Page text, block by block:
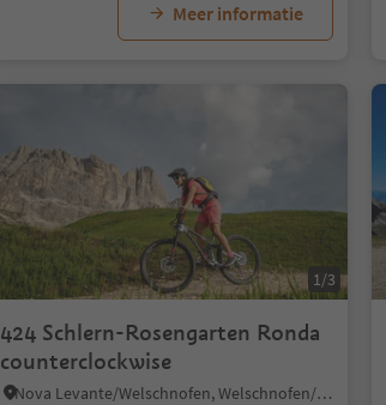
Meer informatie
1/3
424 Schlern-Rosengarten Ronda
counterclockwise
Nova Levante/Welschnofen, Welschnofen/Nova Levante, Dolomites Region Eggental